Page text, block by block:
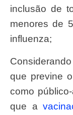
inclusão de
menores de
influenza;
Considerando a implantação da vacina HPV
que previne
como
que a